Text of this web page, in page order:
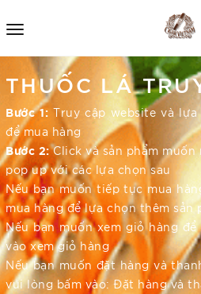
THUỐC LÁ
Bước 1: Truy cập website và
để mua hàng
Bước 2:Click và sản phẩm muốn
pop up với các lựa chọn sau
Nếu bạn muốn tiếp tục mua
mua hàng để lựa chọn thêm sản
Nếu bạn muốn xem giỏ hàng
vào xem giỏ hàng
Nếu bạn muốn đặt hàng và
vui lòng bấm vào: Đặt hàng và